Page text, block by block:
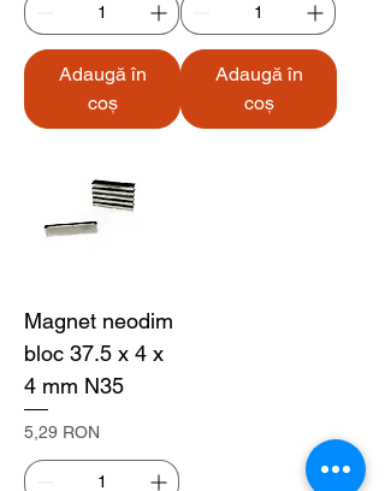
Adaugă în
coș
Adaugă în
coș
Magnet neodim
bloc 37.5 x 4 x
4 mm N35
Preț
5,29 RON